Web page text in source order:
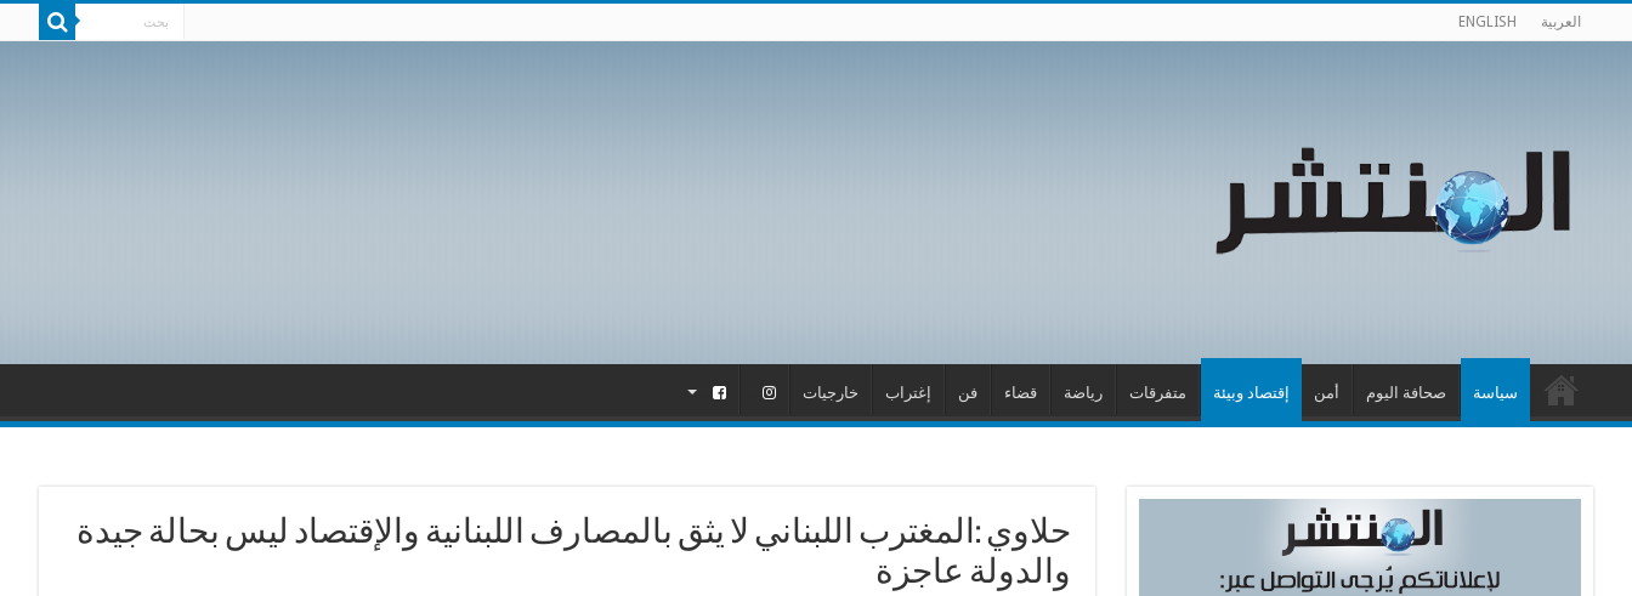
العربية ENGLISH
سياسة صحافة اليوم أمن إقتصاد وبيئة متفرقات رياضة قضاء فن إغتراب خارجيات
حلاوي :المغترب اللبناني لا يثق بالمصارف اللبنانية والإقتصاد ليس بحالة جيدة
والدولة عاجزة